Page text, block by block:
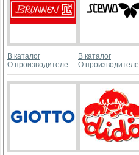
В каталог
О производителе
В каталог
О производителе